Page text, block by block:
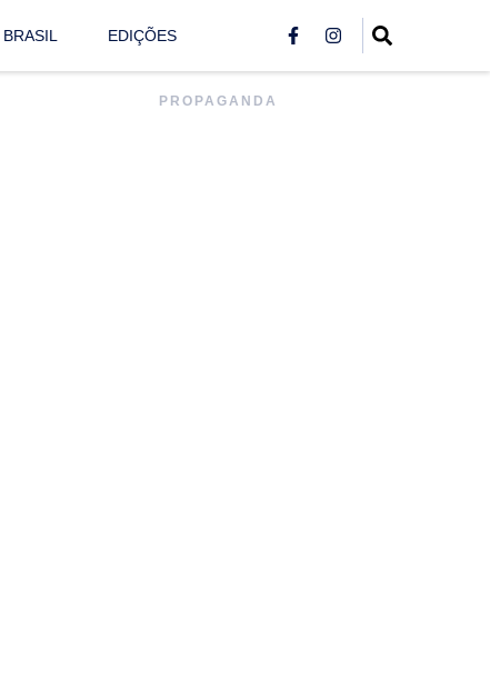
BRASIL EDIÇÕES
PROPAGANDA